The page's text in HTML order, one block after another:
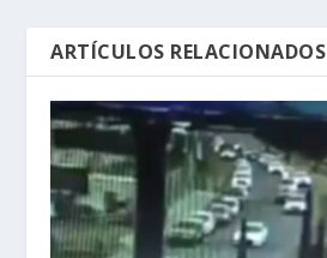
ARTÍCULOS RELACIONADOS